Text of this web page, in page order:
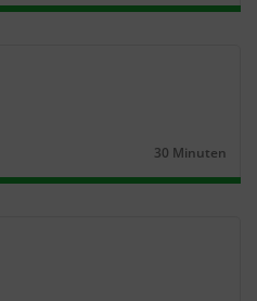
Dauer:
30 Minuten